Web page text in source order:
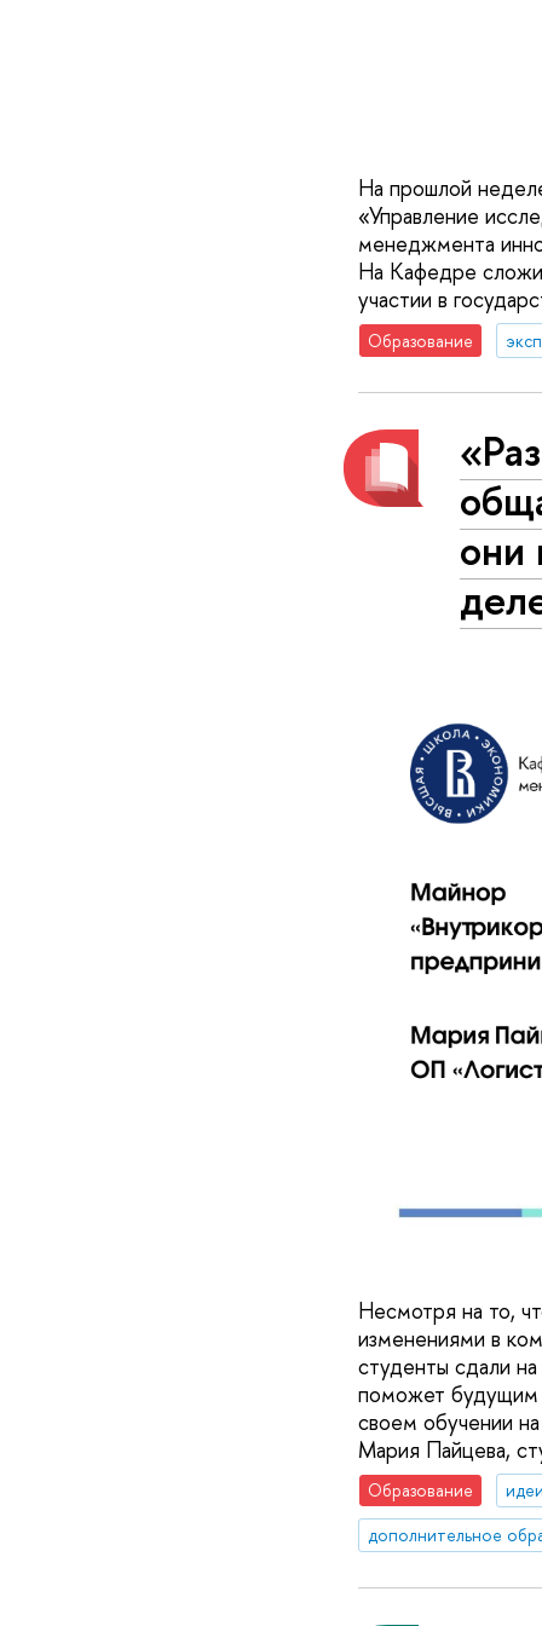
На прошлой
«Управление
менеджмента
На Кафедре
участии в
Образование
они
Несмотря на то,
изменениями в
студенты сдали
поможет будущим
своем обучении
Мария Пайцева,
Образование
дополнительное